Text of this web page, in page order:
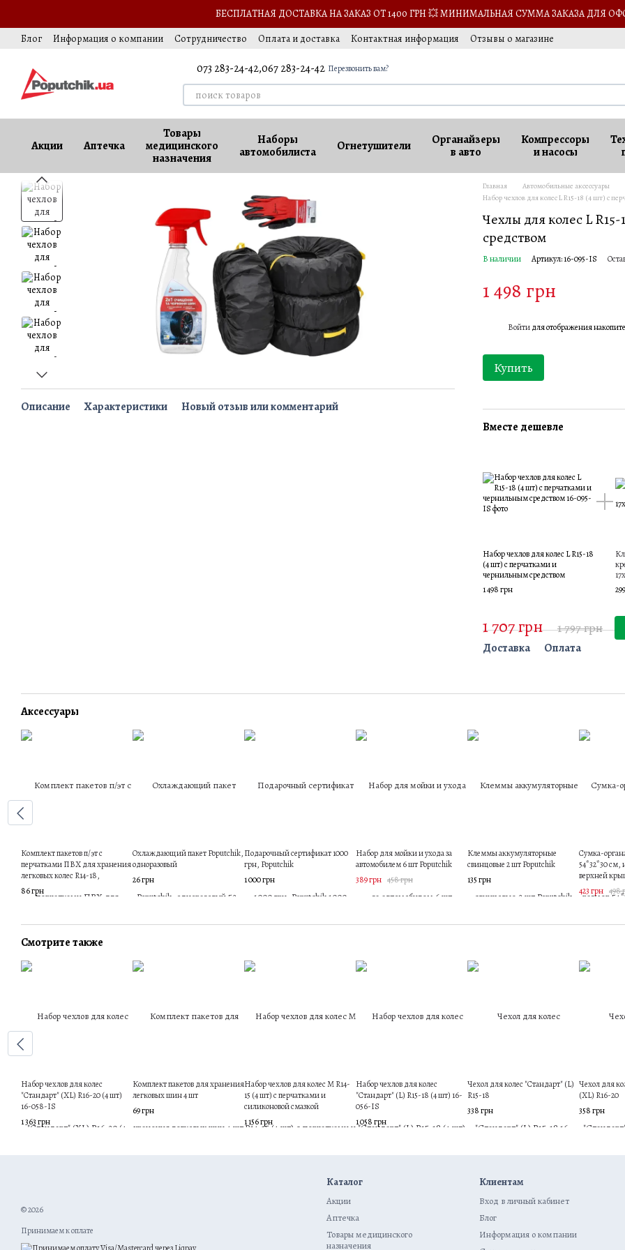
БЕСПЛАТНАЯ ДОСТАВКА НА ЗАКАЗ ОТ 1400 ГРН 💥 МИНИМАЛЬНАЯ СУММА ЗАКАЗА ДЛЯ
Блог
Информация о компании Сотрудничество Оплата и доставка Контактная информация
Отзывы о магазине
073 283-24-42,067 283-24-42 Перезвонить вам?
Акции Аптечка
Товары
медицинского
назначения
Наборы
автомобилиста
Огнетушители
Органайзеры
в авто
Компрессоры
и насосы
Описание Характеристики Новый отзыв или комментарий
Главная Автомобильные аксессуары
Набор чехлов для колес L R15-18 (4 шт) с
Чехлы для колес L
средством
В наличии Артикул: 16-095-IS
1 498 грн
Войтидля отображения
Купить
Вместе дешевле
Набор чехлов для колес L R15-18
(4 шт) с перчатками и
чернильным средством
1 498 грн
1 707 грн 1 797 грн
Доставка
Оплата
Аксессуары
Комплект пакетов п/эт с
перчатками ПВХ для хранения
легковых колес R14-18,
Poputchik белого цвета (4шт)
86 грн
Охлаждающий пакет Poputchik,
одноразовый
26 грн
Подарочный сертификат 1000
грн, Poputchik
1 000 грн
Набор для мойки и ухода за
автомобилем 6 шт Poputchik
389 грн 458 грн
Клеммы аккумуляторные
свинцовые 2 шт Poputchik
135 грн
Сумка-
54*32*30 см,
верхней
423 грн 498
Смотрите также
Набор чехлов для колес
"Стандарт" (XL) R16-20 (4 шт)
16-058-IS
1 363 грн
Комплект пакетов для хранения
легковых шин 4 шт
69 грн
Набор чехлов для колес M R14-
15 (4 шт) с перчатками и
силиконовой смазкой
1 156 грн
Набор чехлов для колес
"Стандарт" (L) R15-18 (4 шт) 16-
056-IS
1 058 грн
Чехол для колес "Стандарт" (L)
R15-18
338 грн
Чехол для
(XL) R16-20
358 грн
© 2026
Принимаем к оплате
Каталог
Акции
Аптечка
Товары медицинского
назначения
Клиентам
Вход в личный кабинет
Блог
Информация о компании